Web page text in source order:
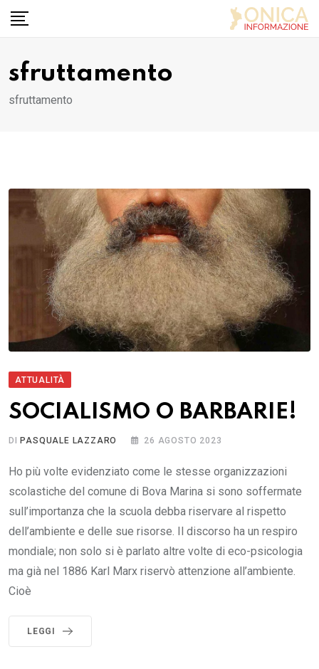
Skip
sfruttamento
sfruttamento
ATTUALITÀ
SOCIALISMO O BARBARIE!
DI PASQUALE LAZZARO 26 AGOSTO 2023
Ho più volte evidenziato come le stesse organizzazioni
scolastiche del comune di Bova Marina si sono soffermate
sull’importanza che la scuola debba riservare al rispetto
dell’ambiente e delle sue risorse. Il discorso ha un respiro
mondiale; non solo si è parlato altre volte di eco-psicologia
ma già nel 1886 Karl Marx riservò attenzione all’ambiente.
Cioè
LEGGI